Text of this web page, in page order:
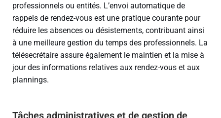
professionnels ou entités. L’envoi automatique de
rappels de rendez-vous est une pratique courante pour
réduire les absences ou désistements, contribuant ainsi
à une meilleure gestion du temps des professionnels. La
télésecrétaire assure également le maintien et la mise à
jour des informations relatives aux rendez-vous et aux
plannings.
Tâches administratives et de gestion de